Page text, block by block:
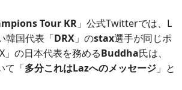
Tour KR 」公式Twitterでは、L
韓国代表「DRX 」のstax選手が同じポ
」の日本代表を務めるBuddha氏は、
て「多分これはLazへのメッセージ 」と